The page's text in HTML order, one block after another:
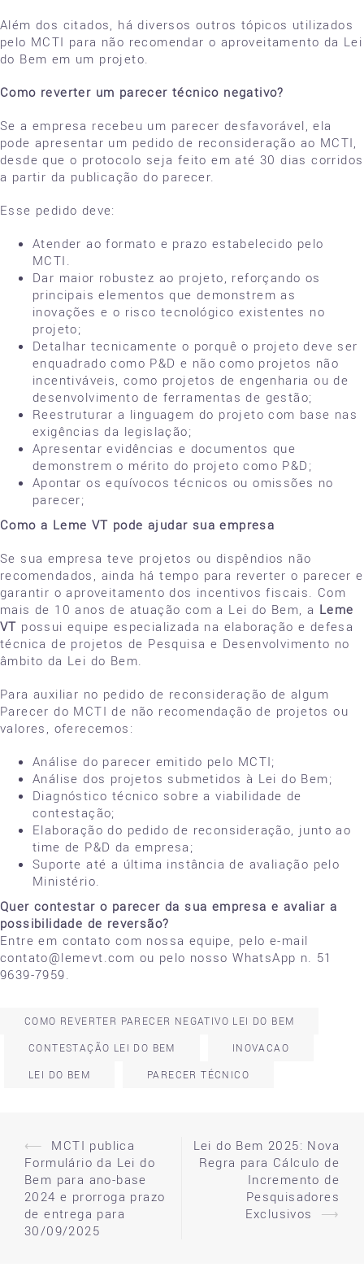
Além dos citados, há diversos outros tópicos utilizados
pelo MCTI para não recomendar o aproveitamento da Lei
do Bem em um projeto.
Como reverter um parecer técnico negativo?
Se a empresa recebeu um parecer desfavorável, ela
pode apresentar um pedido de reconsideração ao MCTI,
desde que o protocolo seja feito em até 30 dias corridos
a partir da publicação do parecer.
Esse pedido deve:
Atender ao formato e prazo estabelecido pelo
MCTI.
Dar maior robustez ao projeto, reforçando os
principais elementos que demonstrem as
inovações e o risco tecnológico existentes no
projeto;
Detalhar tecnicamente o porquê o projeto deve ser
enquadrado como P&D e não como projetos não
incentiváveis, como projetos de engenharia ou de
desenvolvimento de ferramentas de gestão;
Reestruturar a linguagem do projeto com base nas
exigências da legislação;
Apresentar evidências e documentos que
demonstrem o mérito do projeto como P&D;
Apontar os equívocos técnicos ou omissões no
parecer;
Como a Leme VT pode ajudar sua empresa
Se sua empresa teve projetos ou dispêndios não
recomendados, ainda há tempo para reverter o parecer e
garantir o aproveitamento dos incentivos fiscais. Com
mais de 10 anos de atuação com a Lei do Bem, a Leme
VT possui equipe especializada na elaboração e defesa
técnica de projetos de Pesquisa e Desenvolvimento no
âmbito da Lei do Bem.
Para auxiliar no pedido de reconsideração de algum
Parecer do MCTI de não recomendação de projetos ou
valores, oferecemos:
Análise do parecer emitido pelo MCTI;
Análise dos projetos submetidos à Lei do Bem;
Diagnóstico técnico sobre a viabilidade de
contestação;
Elaboração do pedido de reconsideração, junto ao
time de P&D da empresa;
Suporte até a última instância de avaliação pelo
Ministério.
Quer contestar o parecer da sua empresa e avaliar a
possibilidade de reversão?
Entre em contato com nossa equipe, pelo e-mail
contato@lemevt.com ou pelo nosso WhatsApp n. 51
9639-7959.
COMO REVERTER PARECER NEGATIVO LEI DO BEM
CONTESTAÇÃO LEI DO BEM INOVACAO
LEI DO BEM PARECER TÉCNICO
Post
navigation
⟵
MCTI publica
Formulário da Lei do
Bem para ano-base
2024 e prorroga prazo
de entrega para
30/09/2025
Lei do Bem 2025: Nova
Regra para Cálculo de
Incremento de
Pesquisadores
Exclusivos
⟶